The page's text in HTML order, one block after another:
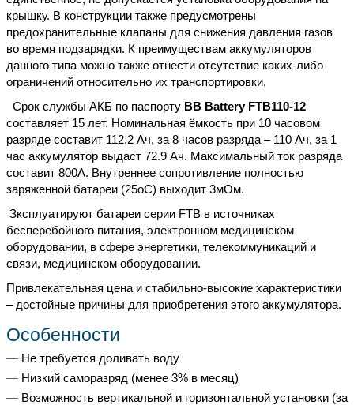
крышку. В конструкции также предусмотрены
предохранительные клапаны для снижения давления газов
во время подзарядки. К преимуществам аккумуляторов
данного типа можно также отнести отсутствие каких-либо
ограничений относительно их транспортировки.
Срок службы АКБ по паспорту BB Battery FTB110-12
составляет 15 лет. Номинальная ёмкость при 10 часовом
разряде составит 112.2 Ач, за 8 часов разряда – 110 Ач, за 1
час аккумулятор выдаст 72.9 Ач. Максимальный ток разряда
составит 800А. Внутреннее сопротивление полностью
заряженной батареи (25oС) выходит 3мОм.
Зксплуатируют батареи серии FTB в источниках
бесперебойного питания, электронном медицинском
оборудовании, в сфере энергетики, телекоммуникаций и
связи, медицинском оборудовании.
Привлекательная цена и стабильно-высокие характеристики
– достойные причины для приобретения этого аккумулятора.
Особенности
Не требуется доливать воду
Низкий саморазряд (менее 3% в месяц)
Возможность вертикальной и горизонтальной установки (за